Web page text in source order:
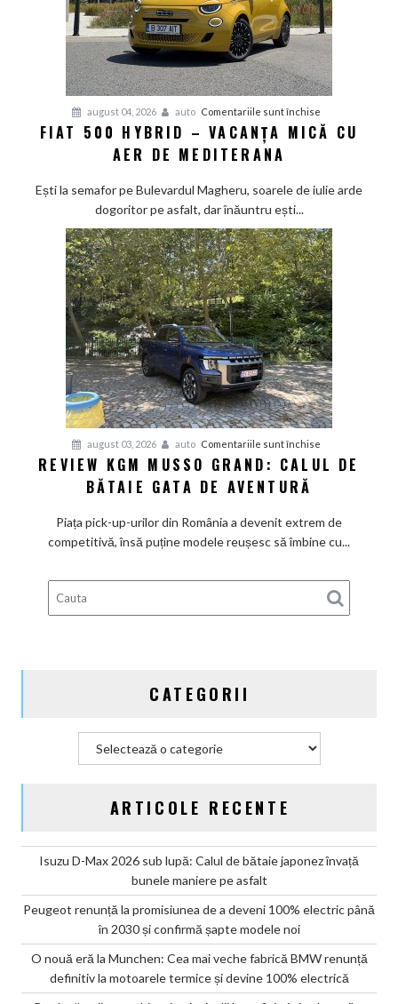
maniere
pe
august 04, 2026 auto Comentariile sunt închise
Fiat
–
mică
cu
aer
de
Mediterana
FIAT 500 HYBRID – VACANȚA MICĂ CU
AER DE MEDITERANA
Ești la semafor pe Bulevardul Magheru, soarele de iulie arde
dogoritor pe asfalt, dar înăuntru ești...
august 03, 2026 auto Comentariile sunt închise
Review
Grand:
Calul
bătaie
gata
de
REVIEW KGM MUSSO GRAND: CALUL DE
BĂTAIE GATA DE AVENTURĂ
Piața pick-up-urilor din România a devenit extrem de
competitivă, însă puține modele reușesc să îmbine cu...
CATEGORII
ARTICOLE RECENTE
Isuzu D-Max 2026 sub lupă: Calul de bătaie japonez învață
bunele maniere pe asfalt
Peugeot renunță la promisiunea de a deveni 100% electric până
în 2030 și confirmă șapte modele noi
O nouă eră la Munchen: Cea mai veche fabrică BMW renunță
definitiv la motoarele termice și devine 100% electrică